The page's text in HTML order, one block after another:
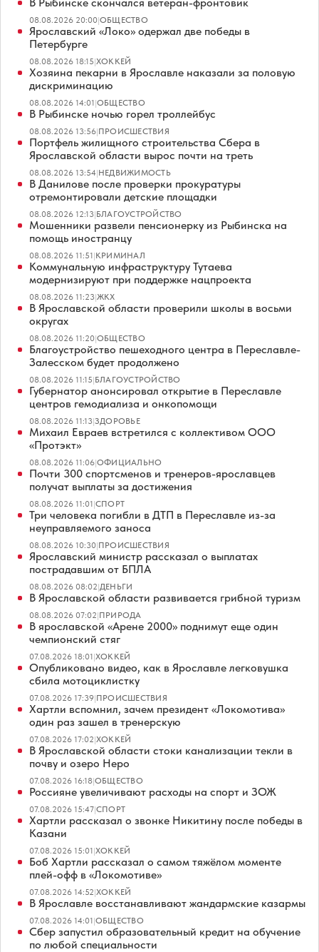
08.08.2026 20:00|ОБЩЕСТВО
Ярославский «Локо» одержал две победы в
Петербурге
08.08.2026 18:15|ХОККЕЙ
Хозяина пекарни в Ярославле наказали за половую
дискриминацию
08.08.2026 14:01|ОБЩЕСТВО
В Рыбинске ночью горел троллейбус
08.08.2026 13:56|ПРОИСШЕСТВИЯ
Портфель жилищного строительства Сбера в
Ярославской области вырос почти на треть
08.08.2026 13:54|НЕДВИЖИМОСТЬ
В Данилове после проверки прокуратуры
отремонтировали детские площадки
08.08.2026 12:13|БЛАГОУСТРОЙСТВО
Мошенники развели пенсионерку из Рыбинска на
помощь иностранцу
08.08.2026 11:51|КРИМИНАЛ
Коммунальную инфраструктуру Тутаева
модернизируют при поддержке нацпроекта
08.08.2026 11:23|ЖКХ
В Ярославской области проверили школы в восьми
округах
08.08.2026 11:20|ОБЩЕСТВО
Благоустройство пешеходного центра в Переславле-
Залесском будет продолжено
08.08.2026 11:15|БЛАГОУСТРОЙСТВО
Губернатор анонсировал открытие в Переславле
центров гемодиализа и онкопомощи
08.08.2026 11:13|ЗДОРОВЬЕ
Михаил Евраев встретился с коллективом ООО
«Протэкт»
08.08.2026 11:06|ОФИЦИАЛЬНО
Почти 300 спортсменов и тренеров-ярославцев
получат выплаты за достижения
08.08.2026 11:01|СПОРТ
Три человека погибли в ДТП в Переславле из-за
неуправляемого заноса
08.08.2026 10:30|ПРОИСШЕСТВИЯ
Ярославский министр рассказал о выплатах
пострадавшим от БПЛА
08.08.2026 08:02|ДЕНЬГИ
В Ярославской области развивается грибной туризм
08.08.2026 07:02|ПРИРОДА
В ярославской «Арене 2000» поднимут еще один
чемпионский стяг
07.08.2026 18:01|ХОККЕЙ
Опубликовано видео, как в Ярославле легковушка
сбила мотоциклистку
07.08.2026 17:39|ПРОИСШЕСТВИЯ
Хартли вспомнил, зачем президент «Локомотива»
один раз зашел в тренерскую
07.08.2026 17:02|ХОККЕЙ
В Ярославской области стоки канализации текли в
почву и озеро Неро
07.08.2026 16:18|ОБЩЕСТВО
Россияне увеличивают расходы на спорт и ЗОЖ
07.08.2026 15:47|СПОРТ
Хартли рассказал о звонке Никитину после победы в
Казани
07.08.2026 15:01|ХОККЕЙ
Боб Хартли рассказал о самом тяжёлом моменте
плей-офф в «Локомотиве»
07.08.2026 14:52|ХОККЕЙ
В Ярославле восстанавливают жандармские казармы
07.08.2026 14:01|ОБЩЕСТВО
Сбер запустил образовательный кредит на обучение
по любой специальности